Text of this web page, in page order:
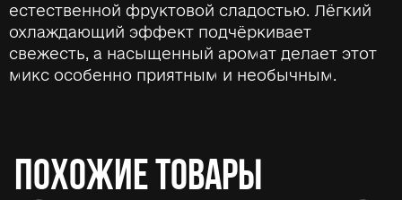
естественной фруктовой сладостью. Лёгкий
охлаждающий эффект подчёркивает
свежесть, а насыщенный аромат делает этот
микс особенно приятным и необычным.
ПОХОЖИЕ ТОВАРЫ